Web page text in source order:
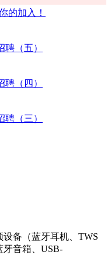
的加入！
聘（五）
聘（四）
聘（三）
备（蓝牙耳机、TWS
牙音箱、USB-